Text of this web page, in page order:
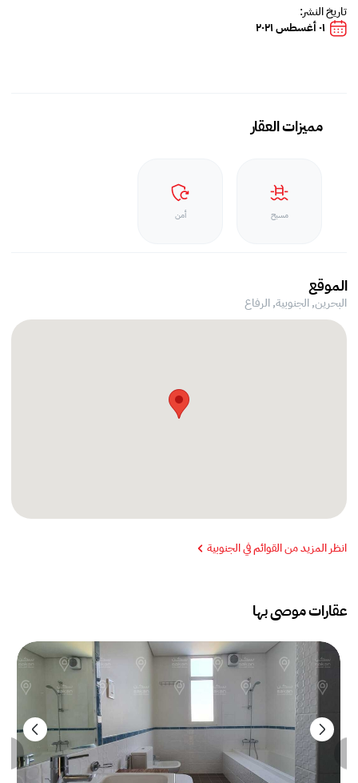
تاريخ النشر:
٠١ أغسطس ٢٠٢١
مميزات العقار
مسبح أمن
الموقع
البحرين, الجنوبية,الرفاع
انظر المزيد من القوائم في الجنوبية
عقارات موصى بها